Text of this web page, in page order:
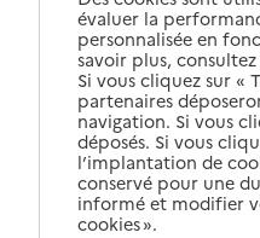
évaluer la
personnalisée en
savoir plus,
Si vous cliquez sur «
partenaires
navigation. Si vous
déposés. Si vous
l’implantation de
conservé pour une
informé et modifier
cookies ».